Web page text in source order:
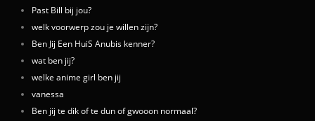
Past Bill bij jou?
welk voorwerp zou je willen zijn?
Ben Jij Een HuiS Anubis kenner?
wat ben jij?
welke anime girl ben jij
vanessa
Ben jij te dik of te dun of gwooon normaal?